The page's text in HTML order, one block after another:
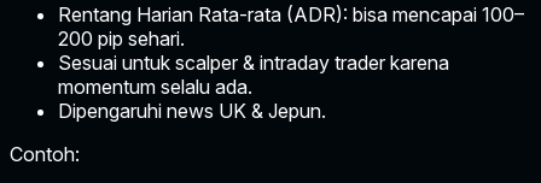
Rentang Harian Rata-rata (ADR): bisa mencapai 100–
200 pip sehari.
Sesuai untuk scalper & intraday trader karena
momentum selalu ada.
Dipengaruhi news UK & Jepun.
Contoh: